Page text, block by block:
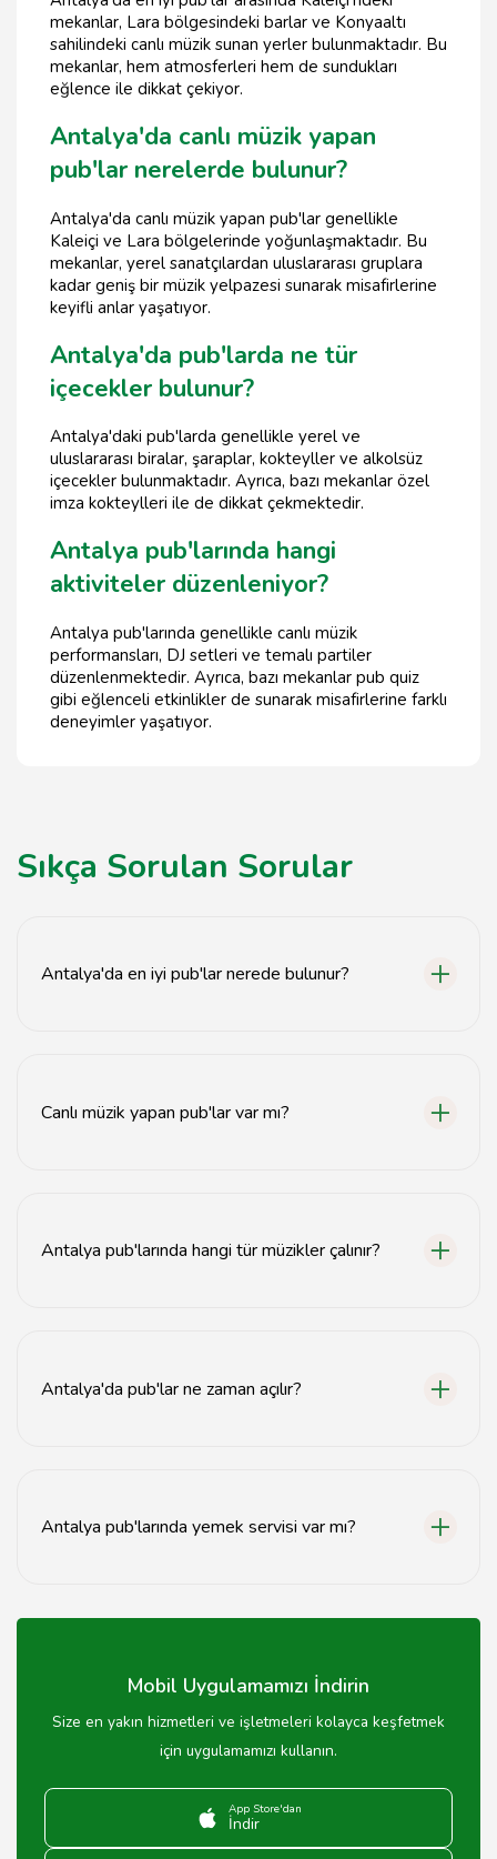
mekanlar, Lara bölgesindeki barlar ve Konyaaltı
sahilindeki canlı müzik sunan yerler bulunmaktadır. Bu
mekanlar, hem atmosferleri hem de sundukları
eğlence ile dikkat çekiyor.
Antalya'da canlı müzik yapan
pub'lar nerelerde bulunur?
Antalya'da canlı müzik yapan pub'lar genellikle
Kaleiçi ve Lara bölgelerinde yoğunlaşmaktadır. Bu
mekanlar, yerel sanatçılardan uluslararası gruplara
kadar geniş bir müzik yelpazesi sunarak misafirlerine
keyifli anlar yaşatıyor.
Antalya'da pub'larda ne tür
içecekler bulunur?
Antalya'daki pub'larda genellikle yerel ve
uluslararası biralar, şaraplar, kokteyller ve alkolsüz
içecekler bulunmaktadır. Ayrıca, bazı mekanlar özel
imza kokteylleri ile de dikkat çekmektedir.
Antalya pub'larında hangi
aktiviteler düzenleniyor?
Antalya pub'larında genellikle canlı müzik
performansları, DJ setleri ve temalı partiler
düzenlenmektedir. Ayrıca, bazı mekanlar pub quiz
gibi eğlenceli etkinlikler de sunarak misafirlerine farklı
deneyimler yaşatıyor.
Sıkça Sorulan Sorular
Antalya'da en iyi pub'lar nerede bulunur?
Canlı müzik yapan pub'lar var mı?
Antalya pub'larında hangi tür müzikler çalınır?
Antalya'da pub'lar ne zaman açılır?
Antalya pub'larında yemek servisi var mı?
seçenekleri sunulmaktadır.
Mobil Uygulamamızı İndirin
Size en yakın hizmetleri ve işletmeleri kolayca keşfetmek
için uygulamamızı kullanın.
App Store'dan
İndir